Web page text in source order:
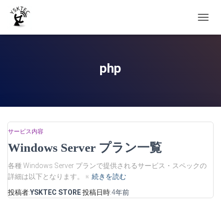
ビ
php
サービス内容
Windows Server プラン一覧
各種 Windows Server プランで提供されるサービス・スペックの
詳細は以下となります。 ※ 続きを読む
投稿者:YSKTEC STORE投稿日時:4年前